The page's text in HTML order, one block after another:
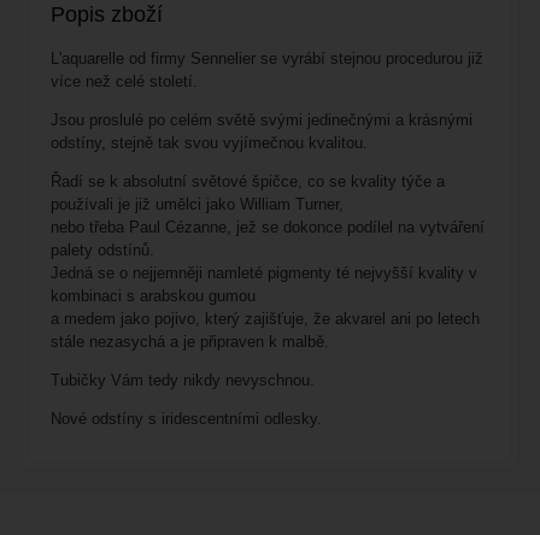
Popis zboží
L'aquarelle od firmy Sennelier se vyrábí stejnou procedurou již
více než celé století.
Jsou proslulé po celém světě svými jedinečnými a krásnými
odstíny, stejně tak svou vyjímečnou kvalitou.
Řadí se k absolutní světové špičce, co se kvality týče a
používali je již umělci jako William Turner,
nebo třeba Paul Cézanne, jež se dokonce podílel na vytváření
palety odstínů.
Jedná se o nejjemněji namleté pigmenty té nejvyšší kvality v
kombinaci s arabskou gumou
a medem jako pojivo, který zajišťuje, že akvarel ani po letech
stále nezasychá a je připraven k malbě.
Tubičky Vám tedy nikdy nevyschnou.
Nové odstíny s iridescentními odlesky.